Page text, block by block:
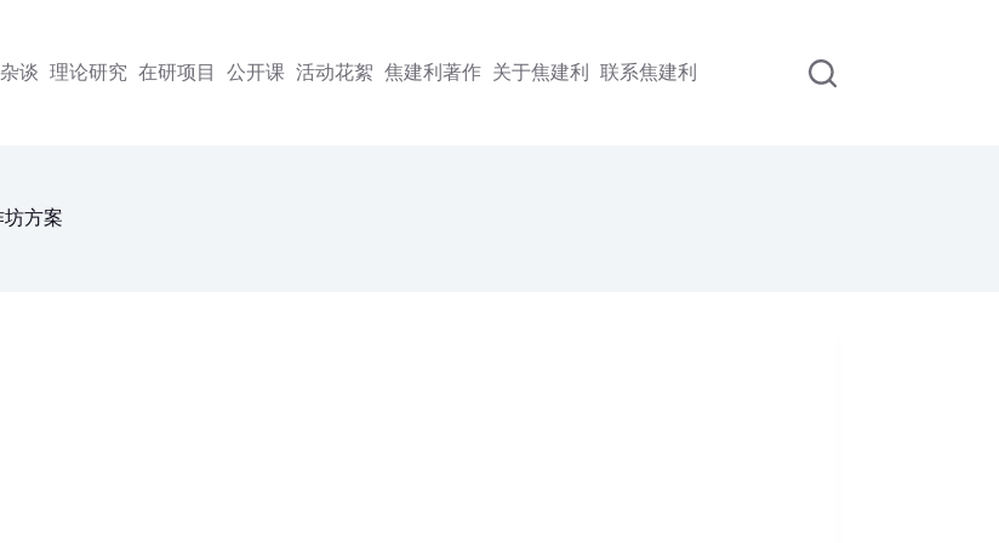
谈 理论研究 在研项目 公开课 活动花絮 焦建利著作 关于焦建利 联系焦建利
方案